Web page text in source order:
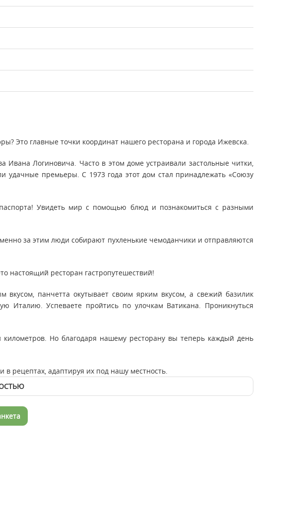
Это главные точки координат нашего ресторана и города Ижевска.
Ивана Логиновича. Часто в этом доме устраивали застольные читки,
удачные премьеры. С 1973 года этот дом стал принадлежать «Союзу
Увидеть мир с помощью блюд и познакомиться с разными
за этим люди собирают пухленькие чемоданчики и отправляются
настоящий ресторан гастропутешествий!
вкусом, панчетта окутывает своим ярким вкусом, а свежий базилик
Италию. Успеваете пройтись по улочкам Ватикана. Проникнуться
Но благодаря нашему ресторану вы теперь каждый день
рецептах, адаптируя их под нашу местность.